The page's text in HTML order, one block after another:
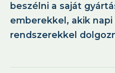
beszélni a saját
emberekkel, akik
rendszerekkel